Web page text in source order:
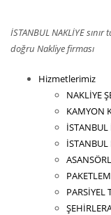
İSTANBUL NAKLİYE
doğru Nakliye firması
Hizmetlerimiz
NAKLİYE
KAMYON
İSTANBUL
PARSİYEL